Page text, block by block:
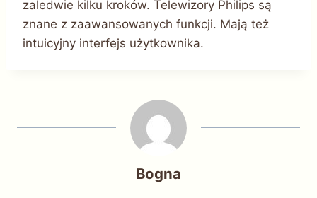
zaledwie kilku kroków. Telewizory Philips są
znane z zaawansowanych funkcji. Mają też
intuicyjny interfejs użytkownika.
Bogna